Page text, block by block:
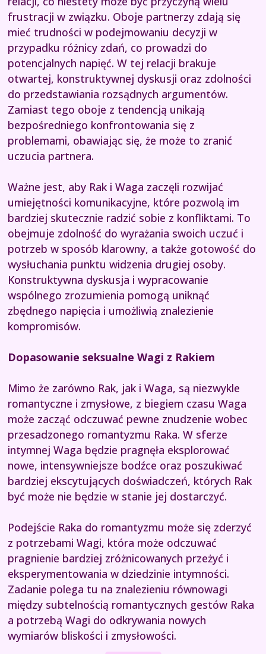
frustracji w związku. Oboje partnerzy zdają się
mieć trudności w podejmowaniu decyzji w
przypadku różnicy zdań, co prowadzi do
potencjalnych napięć. W tej relacji brakuje
otwartej, konstruktywnej dyskusji oraz zdolności
do przedstawiania rozsądnych argumentów.
Zamiast tego oboje z tendencją unikają
bezpośredniego konfrontowania się z
problemami, obawiając się, że może to zranić
uczucia partnera.
Ważne jest, aby Rak i Waga zaczęli rozwijać
umiejętności komunikacyjne, które pozwolą im
bardziej skutecznie radzić sobie z konfliktami. To
obejmuje zdolność do wyrażania swoich uczuć i
potrzeb w sposób klarowny, a także gotowość do
wysłuchania punktu widzenia drugiej osoby.
Konstruktywna dyskusja i wypracowanie
wspólnego zrozumienia pomogą uniknąć
zbędnego napięcia i umożliwią znalezienie
kompromisów.
Dopasowanie seksualne Wagi z Rakiem
Mimo że zarówno Rak, jak i Waga, są niezwykle
romantyczne i zmysłowe, z biegiem czasu Waga
może zacząć odczuwać pewne znudzenie wobec
przesadzonego romantyzmu Raka. W sferze
intymnej Waga będzie pragnęła eksplorować
nowe, intensywniejsze bodźce oraz poszukiwać
bardziej ekscytujących doświadczeń, których Rak
być może nie będzie w stanie jej dostarczyć.
Podejście Raka do romantyzmu może się zderzyć
z potrzebami Wagi, która może odczuwać
pragnienie bardziej zróżnicowanych przeżyć i
eksperymentowania w dziedzinie intymności.
Zadanie polega tu na znalezieniu równowagi
między subtelnością romantycznych gestów Raka
a potrzebą Wagi do odkrywania nowych
wymiarów bliskości i zmysłowości.